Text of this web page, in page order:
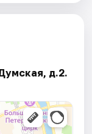
д.2.